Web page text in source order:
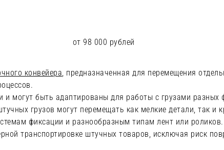
от 98 000 рублей
конвейера, предназначенная для перемещения
и могут быть адаптированы для работы с грузами
грузов могут перемещать как мелкие детали, так и
фиксации и разнообразным типам лент или роликов.
транспортировке штучных товаров, исключая риск